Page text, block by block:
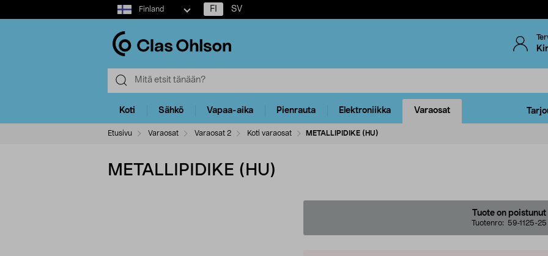
Select
market
Finland FI SV
Koti Sähkö Vapaa-aika Pienrauta Elektroniikka Varaosat
Etusivu Varaosat Varaosat 2 Koti varaosat METALLIPIDIKE (HU)
METALLIPIDIKE (HU)
Tuote on poistunut
Tuotenro: 59-1125-25